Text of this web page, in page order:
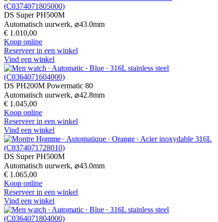
DS Super PH500M
Automatisch uurwerk, ⌀43.0mm
€ 1.010,00
Koop online
Reserveer in een winkel
Vind een winkel
DS PH200M Powermatic 80
Automatisch uurwerk, ⌀42.8mm
€ 1.045,00
Koop online
Reserveer in een winkel
Vind een winkel
DS Super PH500M
Automatisch uurwerk, ⌀43.0mm
€ 1.065,00
Koop online
Reserveer in een winkel
Vind een winkel